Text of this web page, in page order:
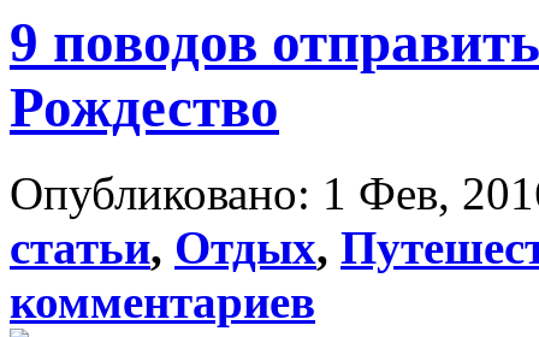
9 поводов
Рождество
Опубликовано: 1 Фев,
статьи, Отдых,
комментариев